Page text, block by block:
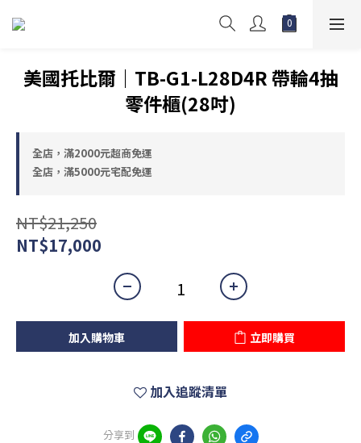
美國托比爾｜TB-G1-L28D4R 帶輪4抽
零件櫃(28吋)
全店，滿2000元超商免運
全店，滿5000元宅配免運
NT$21,250
NT$17,000
加入購物車 立即購買
加入追蹤清單
分享到